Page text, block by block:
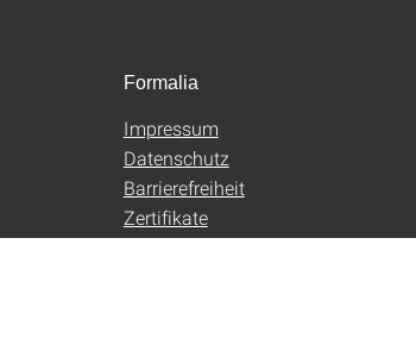
Formalia
Impressum
Datenschutz
Barrierefreiheit
Zertifikate